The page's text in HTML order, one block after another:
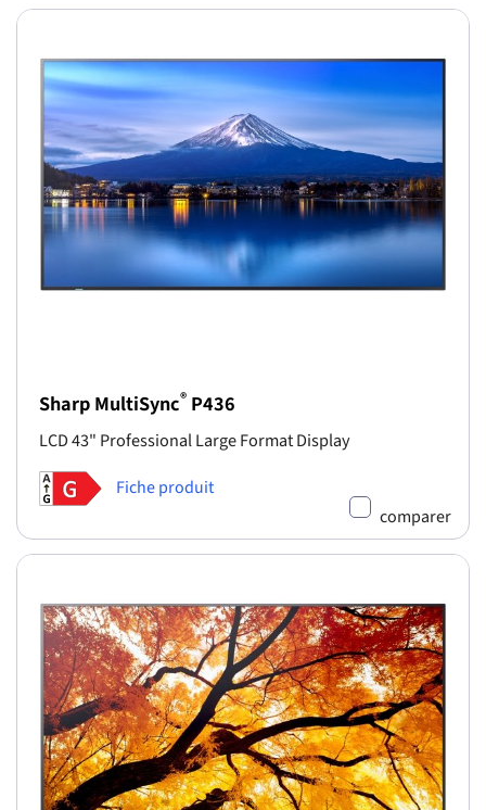
Sharp MultiSync® P436
LCD 43" Professional Large Format Display
Fiche produit
comparer